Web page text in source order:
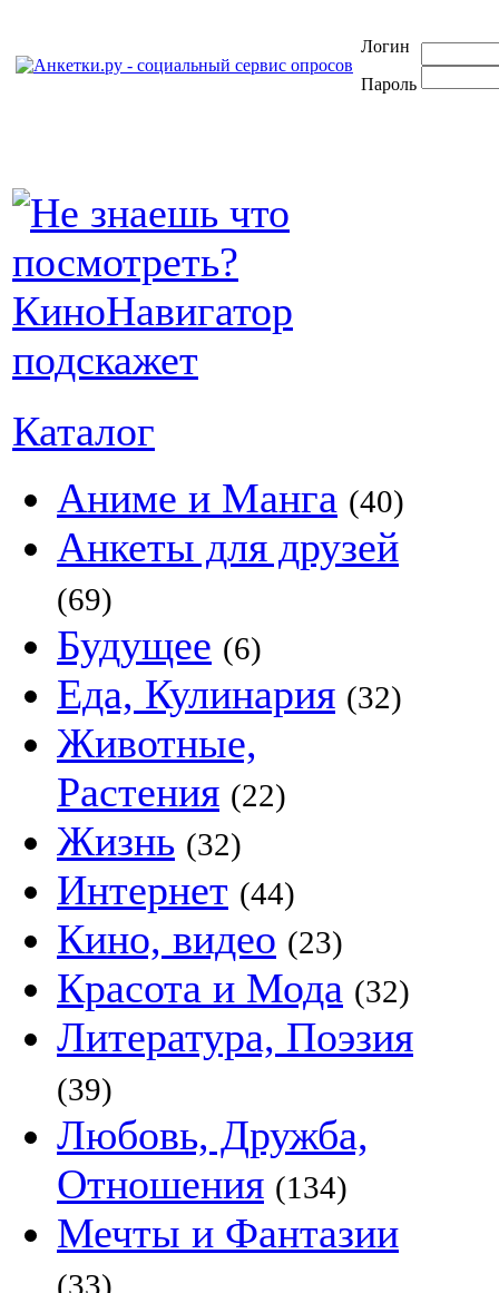
Логин
Пароль
Каталог
Аниме и Манга (40)
Анкеты для друзей
(69)
Будущее (6)
Еда, Кулинария (32)
Животные,
Растения (22)
Жизнь (32)
Интернет (44)
Кино, видео (23)
Красота и Мода (32)
Литература, Поэзия
(39)
Любовь, Дружба,
Отношения (134)
Мечты и Фантазии
(33)